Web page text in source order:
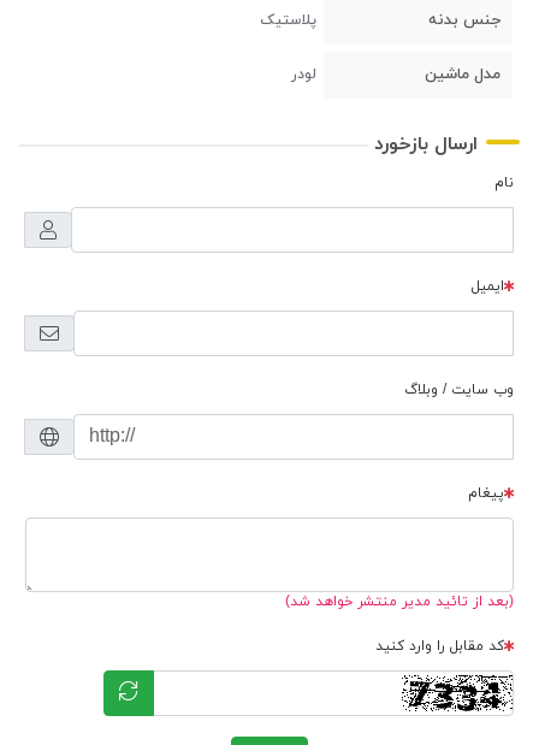
جنس بدنه پلاستیک
مدل ماشین لودر
ارسال بازخورد
نام
ایمیل
وب سایت / وبلاگ
پیغام
(بعد از تائید مدیر منتشر خواهد شد)
کد مقابل را وارد کنید